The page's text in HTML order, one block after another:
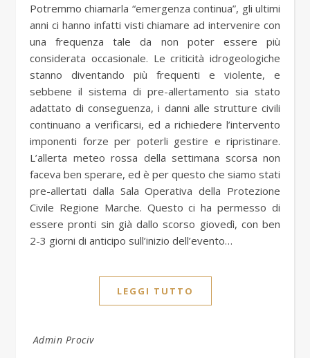
Potremmo chiamarla “emergenza continua”, gli ultimi
anni ci hanno infatti visti chiamare ad intervenire con
una frequenza tale da non poter essere più
considerata occasionale. Le criticità idrogeologiche
stanno diventando più frequenti e violente, e
sebbene il sistema di pre-allertamento sia stato
adattato di conseguenza, i danni alle strutture civili
continuano a verificarsi, ed a richiedere l’intervento
imponenti forze per poterli gestire e ripristinare.
L’allerta meteo rossa della settimana scorsa non
faceva ben sperare, ed è per questo che siamo stati
pre-allertati dalla Sala Operativa della Protezione
Civile Regione Marche. Questo ci ha permesso di
essere pronti sin già dallo scorso giovedì, con ben
2-3 giorni di anticipo sull’inizio dell’evento…
LEGGI TUTTO
Admin Prociv